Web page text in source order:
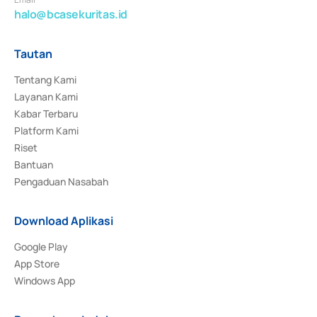
halo@bcasekuritas.id
Tautan
Tentang Kami
Layanan Kami
Kabar Terbaru
Platform Kami
Riset
Bantuan
Pengaduan Nasabah
Download Aplikasi
Google Play
App Store
Windows App